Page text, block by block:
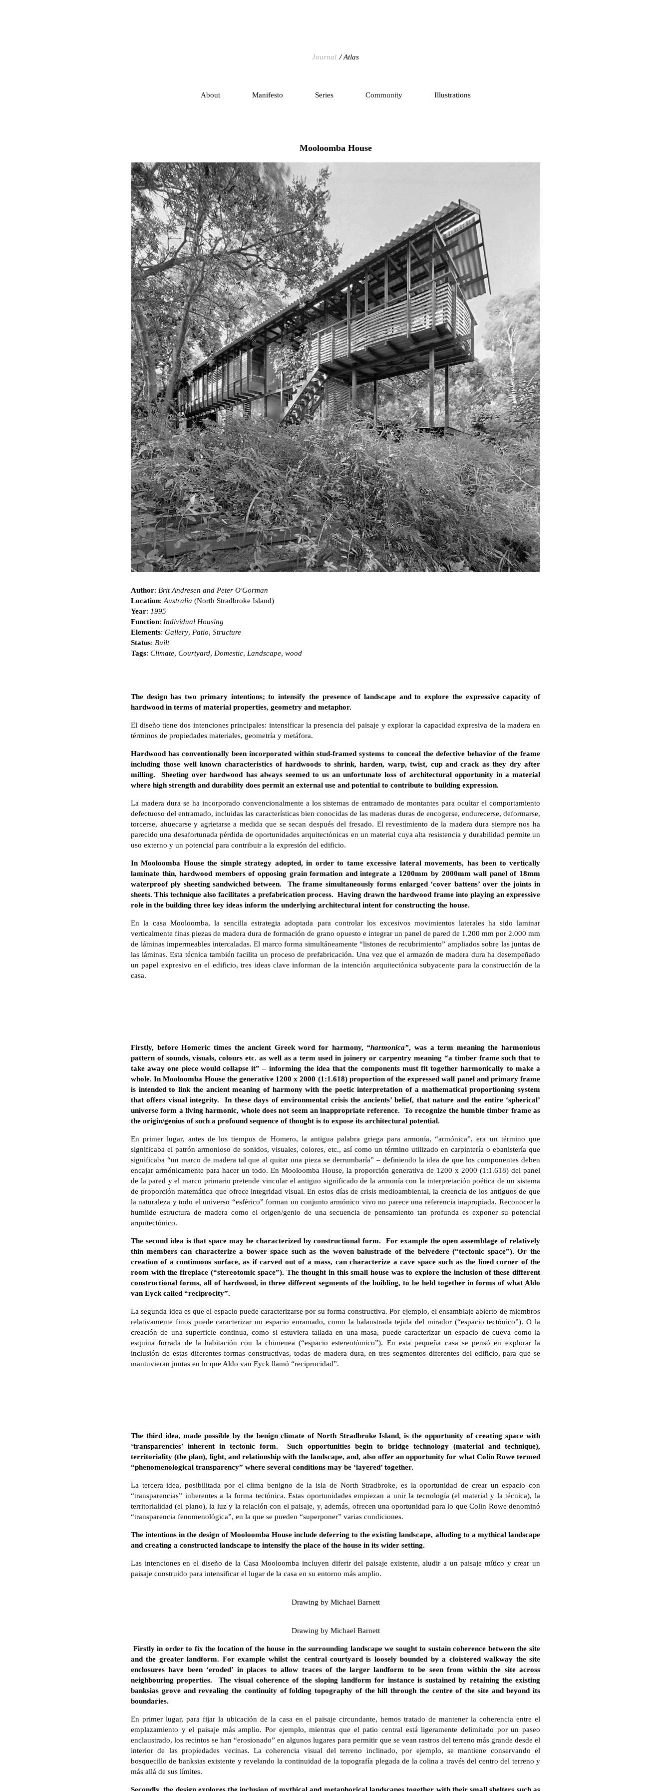
Journal Atlas
About Manifesto Series Community Illustrations
Mooloomba House
Author: Brit Andresen and Peter O'Gorman
Location: Australia (North Stradbroke Island)
Year: 1995
Function: Individual Housing
Elements: Gallery, Patio, Structure
Status: Built
Tags: Climate, Courtyard, Domestic, Landscape, wood
The design has two primary intentions; to intensify the presence of landscape and to explore the expressive capacity of
hardwood in terms of material properties, geometry and metaphor.
El diseño tiene dos intenciones principales: intensificar la presencia del paisaje y explorar la capacidad expresiva de la madera en
términos de propiedades materiales, geometría y metáfora.
Hardwood has conventionally been incorporated within stud-framed systems to conceal the defective behavior of the frame
including those well known characteristics of hardwoods to shrink, harden, warp, twist, cup and crack as they dry after
milling. Sheeting over hardwood has always seemed to us an unfortunate loss of architectural opportunity in a material
where high strength and durability does permit an external use and potential to contribute to building expression.
La madera dura se ha incorporado convencionalmente a los sistemas de entramado de montantes para ocultar el comportamiento
defectuoso del entramado, incluidas las características bien conocidas de las maderas duras de encogerse, endurecerse, deformarse,
torcerse, ahuecarse y agrietarse a medida que se secan después del fresado. El revestimiento de la madera dura siempre nos ha
parecido una desafortunada pérdida de oportunidades arquitectónicas en un material cuya alta resistencia y durabilidad permite un
uso externo y un potencial para contribuir a la expresión del edificio.
In Mooloomba House the simple strategy adopted, in order to tame excessive lateral movements, has been to vertically
laminate thin, hardwood members of opposing grain formation and integrate a 1200mm by 2000mm wall panel of 18mm
waterproof ply sheeting sandwiched between. The frame simultaneously forms enlarged ‘cover battens’ over the joints in
sheets. This technique also facilitates a prefabrication process. Having drawn the hardwood frame into playing an expressive
role in the building three key ideas inform the underlying architectural intent for constructing the house.
En la casa Mooloomba, la sencilla estrategia adoptada para controlar los excesivos movimientos laterales ha sido laminar
verticalmente finas piezas de madera dura de formación de grano opuesto e integrar un panel de pared de 1.200 mm por 2.000 mm
de láminas impermeables intercaladas. El marco forma simultáneamente “listones de recubrimiento” ampliados sobre las juntas de
las láminas. Esta técnica también facilita un proceso de prefabricación. Una vez que el armazón de madera dura ha desempeñado
un papel expresivo en el edificio, tres ideas clave informan de la intención arquitectónica subyacente para la construcción de la
casa.
Firstly, before Homeric times the ancient Greek word for harmony, “harmonica”, was a term meaning the harmonious
pattern of sounds, visuals, colours etc. as well as a term used in joinery or carpentry meaning “a timber frame such that to
take away one piece would collapse it” – informing the idea that the components must fit together harmonically to make a
whole. In Mooloomba House the generative 1200 x 2000 (1:1.618) proportion of the expressed wall panel and primary frame
is intended to link the ancient meaning of harmony with the poetic interpretation of a mathematical proportioning system
that offers visual integrity. In these days of environmental crisis the ancients’ belief, that nature and the entire ‘spherical’
universe form a living harmonic, whole does not seem an inappropriate reference. To recognize the humble timber frame as
the origin/genius of such a profound sequence of thought is to expose its architectural potential.
En primer lugar, antes de los tiempos de Homero, la antigua palabra griega para armonía, “armónica”, era un término que
significaba el patrón armonioso de sonidos, visuales, colores, etc., así como un término utilizado en carpintería o ebanistería que
significaba “un marco de madera tal que al quitar una pieza se derrumbaría” – definiendo la idea de que los componentes deben
encajar armónicamente para hacer un todo. En Mooloomba House, la proporción generativa de 1200 x 2000 (1:1.618) del panel
de la pared y el marco primario pretende vincular el antiguo significado de la armonía con la interpretación poética de un sistema
de proporción matemática que ofrece integridad visual. En estos días de crisis medioambiental, la creencia de los antiguos de que
la naturaleza y todo el universo “esférico” forman un conjunto armónico vivo no parece una referencia inapropiada. Reconocer la
humilde estructura de madera como el origen/genio de una secuencia de pensamiento tan profunda es exponer su potencial
arquitectónico.
The second idea is that space may be characterized by constructional form. For example the open assemblage of relatively
thin members can characterize a bower space such as the woven balustrade of the belvedere (“tectonic space”). Or the
creation of a continuous surface, as if carved out of a mass, can characterize a cave space such as the lined corner of the
room with the fireplace (“stereotomic space”). The thought in this small house was to explore the inclusion of these different
constructional forms, all of hardwood, in three different segments of the building, to be held together in forms of what Aldo
van Eyck called “reciprocity”.
La segunda idea es que el espacio puede caracterizarse por su forma constructiva. Por ejemplo, el ensamblaje abierto de miembros
relativamente finos puede caracterizar un espacio enramado, como la balaustrada tejida del mirador (“espacio tectónico”). O la
creación de una superficie continua, como si estuviera tallada en una masa, puede caracterizar un espacio de cueva como la
esquina forrada de la habitación con la chimenea (“espacio estereotómico”). En esta pequeña casa se pensó en explorar la
inclusión de estas diferentes formas constructivas, todas de madera dura, en tres segmentos diferentes del edificio, para que se
mantuvieran juntas en lo que Aldo van Eyck llamó “reciprocidad”.
The third idea, made possible by the benign climate of North Stradbroke Island, is the opportunity of creating space with
‘transparencies’ inherent in tectonic form. Such opportunities begin to bridge technology (material and technique),
territoriality (the plan), light, and relationship with the landscape, and, also offer an opportunity for what Colin Rowe termed
“phenomenological transparency” where several conditions may be ‘layered’ together.
La tercera idea, posibilitada por el clima benigno de la isla de North Stradbroke, es la oportunidad de crear un espacio con
“transparencias” inherentes a la forma tectónica. Estas oportunidades empiezan a unir la tecnología (el material y la técnica), la
territorialidad (el plano), la luz y la relación con el paisaje, y, además, ofrecen una oportunidad para lo que Colin Rowe denominó
“transparencia fenomenológica”, en la que se pueden “superponer” varias condiciones.
The intentions in the design of Mooloomba House include deferring to the existing landscape, alluding to a mythical landscape
and creating a constructed landscape to intensify the place of the house in its wider setting.
Las intenciones en el diseño de la Casa Mooloomba incluyen diferir del paisaje existente, aludir a un paisaje mítico y crear un
paisaje construido para intensificar el lugar de la casa en su entorno más amplio.
Drawing by Michael Barnett
Drawing by Michael Barnett
Firstly in order to fix the location of the house in the surrounding landscape we sought to sustain coherence between the site
and the greater landform. For example whilst the central courtyard is loosely bounded by a cloistered walkway the site
enclosures have been ‘eroded’ in places to allow traces of the larger landform to be seen from within the site across
neighbouring properties. The visual coherence of the sloping landform for instance is sustained by retaining the existing
banksias grove and revealing the continuity of folding topography of the hill through the centre of the site and beyond its
boundaries.
En primer lugar, para fijar la ubicación de la casa en el paisaje circundante, hemos tratado de mantener la coherencia entre el
emplazamiento y el paisaje más amplio. Por ejemplo, mientras que el patio central está ligeramente delimitado por un paseo
enclaustrado, los recintos se han “erosionado” en algunos lugares para permitir que se vean rastros del terreno más grande desde el
interior de las propiedades vecinas. La coherencia visual del terreno inclinado, por ejemplo, se mantiene conservando el
bosquecillo de banksias existente y revelando la continuidad de la topografía plegada de la colina a través del centro del terreno y
más allá de sus límites.